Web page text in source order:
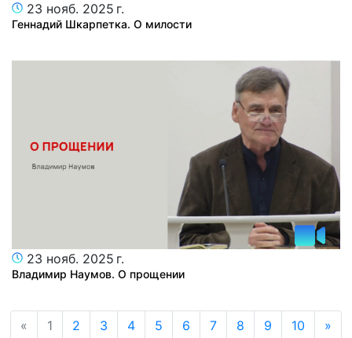
23 нояб. 2025 г.
Геннадий Шкарпетка. О милости
23 нояб. 2025 г.
Владимир Наумов. О прощении
« 1 2 3 4 5 6 7 8 9 10 »